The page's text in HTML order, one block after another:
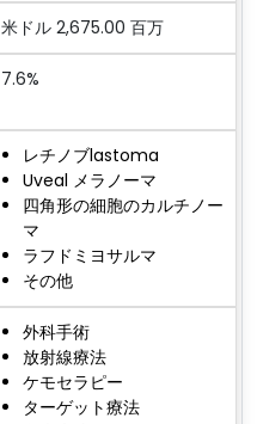
米ドル 2,675.00 百万
7.6%
レチノブlastoma
Uveal メラノーマ
四角形の細胞のカルチノー
マ
ラフドミヨサルマ
その他
外科手術
放射線療法
ケモセラピー
ターゲット療法